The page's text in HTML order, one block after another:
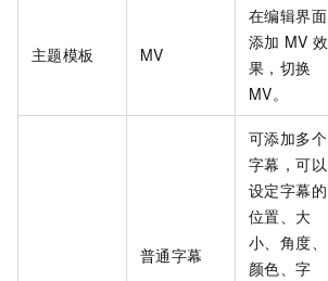
主题模板 MV
在编辑界面
添加 MV 效
果，切换
MV。
普通字幕
可添加多个
字幕，可以
设定字幕的
位置、大
小、角度、
颜色、字